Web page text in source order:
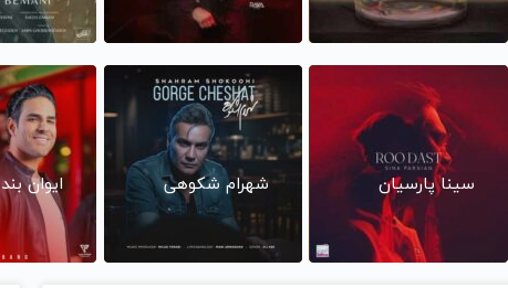
سینا پارسیان شهرام شکوهی ایوان بند